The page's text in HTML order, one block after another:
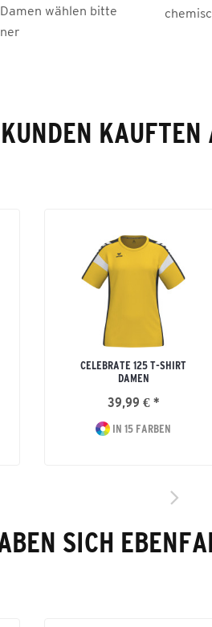
wählen bitte
KUNDEN KAUFTEN
CELEBRATE 125 T-SHIRT
DAMEN
39,99 € *
IN 15 FARBEN
SICH